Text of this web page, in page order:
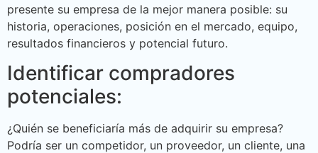
presente su empresa de la mejor manera posible: su
historia, operaciones, posición en el mercado, equipo,
resultados financieros y potencial futuro.
Identificar compradores
potenciales:
¿Quién se beneficiaría más de adquirir su empresa?
Podría ser un competidor, un proveedor, un cliente, una